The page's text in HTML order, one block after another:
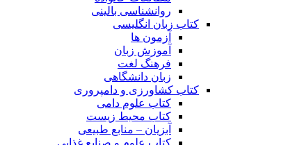
روانشناسی بالینی
کتاب زبان انگلیسی
آزمون ها
آموزش زبان
فرهنگ لغت
زبان دانشگاهی
کتاب کشاورزی و دامپروری
کتاب علوم دامی
کتاب محیط زیست
آبزیان – منابع طبیعی
کتاب علوم و صنایع غذایی